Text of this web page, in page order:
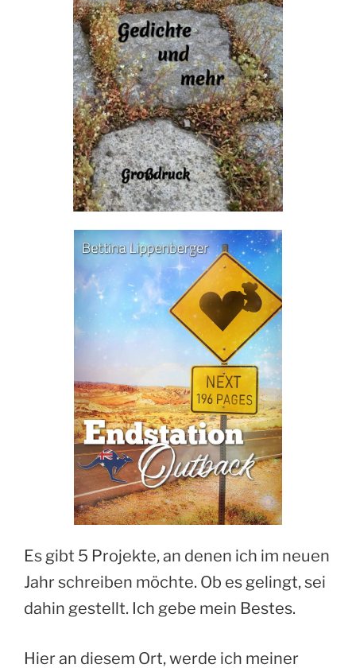
Es gibt 5 Projekte, an denen ich im neuen
Jahr schreiben möchte. Ob es gelingt, sei
dahin gestellt. Ich gebe mein Bestes.
Hier an diesem Ort, werde ich meiner